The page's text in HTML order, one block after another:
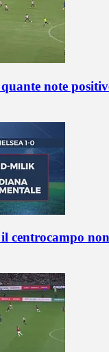
note
centrocampo